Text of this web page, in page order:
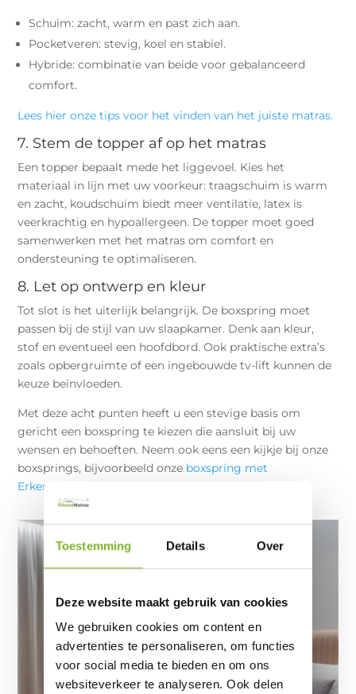
Toestemming Details Over
Deze website maakt gebruik van cookies
We gebruiken cookies om content en
advertenties te personaliseren, om functies
voor social media te bieden en om ons
websiteverkeer te analyseren. Ook delen
Schuim: zacht, warm en past zich aan.
Pocketveren: stevig, koel en stabiel.
Hybride: combinatie van beide voor gebalanceerd
comfort.
Lees hier onze tips voor het vinden van het juiste matras.
7. Stem de topper af op het matras
Een topper bepaalt mede het liggevoel. Kies het
materiaal in lijn met uw voorkeur: traagschuim is warm
en zacht, koudschuim biedt meer ventilatie, latex is
veerkrachtig en hypoallergeen. De topper moet goed
samenwerken met het matras om comfort en
ondersteuning te optimaliseren.
8. Let op ontwerp en kleur
Tot slot is het uiterlijk belangrijk. De boxspring moet
passen bij de stijl van uw slaapkamer. Denk aan kleur,
stof en eventueel een hoofdbord. Ook praktische extra’s
zoals opbergruimte of een ingebouwde tv-lift kunnen de
keuze beïnvloeden.
Met deze acht punten heeft u een stevige basis om
gericht een boxspring te kiezen die aansluit bij uw
wensen en behoeften. Neem ook eens een kijkje bij onze
boxsprings, bijvoorbeeld onze boxspring met
ErkendMatras® van 200 bij 200 centimeter